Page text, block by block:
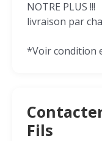
NOTRE PLUS !!!
livraison par
*Voir condition
Fils